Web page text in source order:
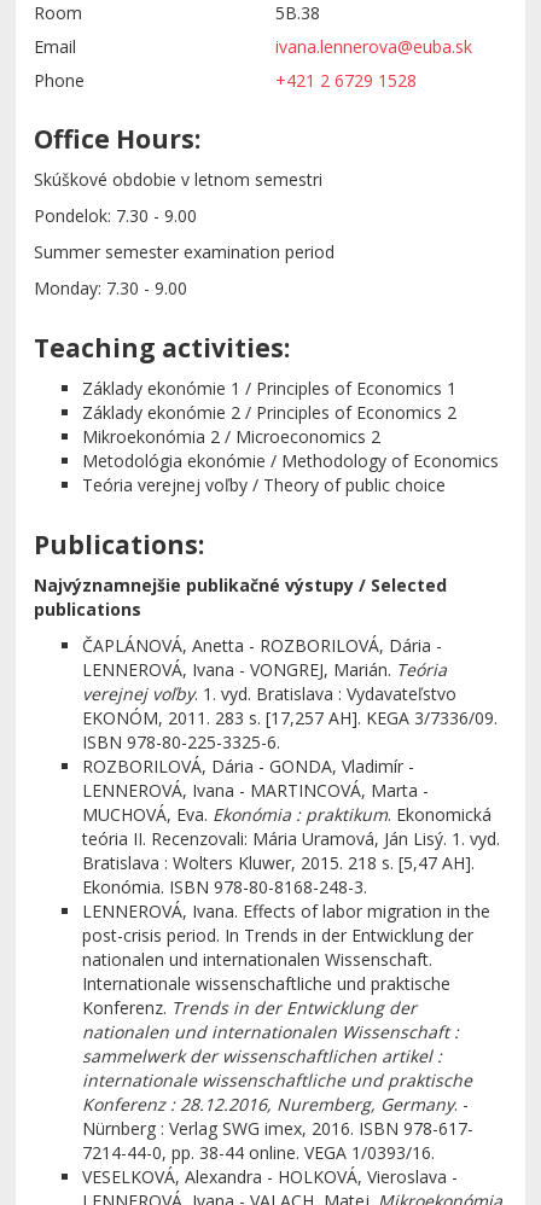
Room
5B.38
Email
ivana.lennerova@euba.sk
Phone
+421 2 6729 1528
Office Hours:
Skúškové obdobie v letnom semestri
Pondelok: 7.30 - 9.00
Summer semester examination period
Monday: 7.30 - 9.00
Teaching activities:
Základy ekonómie 1 / Principles of Economics 1
Základy ekonómie 2 / Principles of Economics 2
Mikroekonómia 2 / Microeconomics 2
Metodológia ekonómie / Methodology of Economics
Teória verejnej voľby / Theory of public choice
Publications:
Najvýznamnejšie publikačné výstupy / Selected
publications
ČAPLÁNOVÁ, Anetta - ROZBORILOVÁ, Dária -
LENNEROVÁ, Ivana - VONGREJ, Marián. Teória
verejnej voľby. 1. vyd. Bratislava : Vydavateľstvo
EKONÓM, 2011. 283 s. [17,257 AH]. KEGA 3/7336/09.
ISBN 978-80-225-3325-6.
ROZBORILOVÁ, Dária - GONDA, Vladimír -
LENNEROVÁ, Ivana - MARTINCOVÁ, Marta -
MUCHOVÁ, Eva. Ekonómia : praktikum. Ekonomická
teória II. Recenzovali: Mária Uramová, Ján Lisý. 1. vyd.
Bratislava : Wolters Kluwer, 2015. 218 s. [5,47 AH].
Ekonómia. ISBN 978-80-8168-248-3.
LENNEROVÁ, Ivana. Effects of labor migration in the
post-crisis period. In Trends in der Entwicklung der
nationalen und internationalen Wissenschaft.
Internationale wissenschaftliche und praktische
Konferenz. Trends in der Entwicklung der
nationalen und internationalen Wissenschaft :
sammelwerk der wissenschaftlichen artikel :
internationale wissenschaftliche und praktische
Konferenz : 28.12.2016, Nuremberg, Germany. -
Nürnberg : Verlag SWG imex, 2016. ISBN 978-617-
7214-44-0, pp. 38-44 online. VEGA 1/0393/16.
VESELKOVÁ, Alexandra - HOLKOVÁ, Vieroslava -